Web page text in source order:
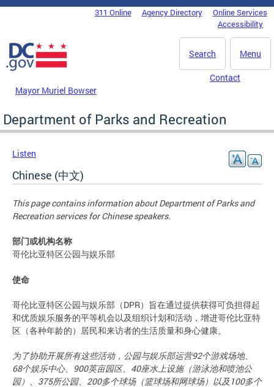
Skip to main content
DC Agency Top Menu311 Online Agency Directory
Online Services
Accessibility
Menu
Search
Mayor Muriel Bowser
Contact
Department of Parks and Recreation
Listen
Chinese (中文)
This page contains information about Department of Parks and
Recreation services for Chinese speakers.
部门或机构名称
哥伦比亚特区公园与娱乐部
使命
哥伦比亚特区公园与娱乐部（DPR）旨在通过提供获得可负担得起
和优质娱乐服务的平等机会以及组织计划和活动，增进哥伦比亚特
区（各种年龄的）居民和来访者的生活质量和身心健康。
为了协助开展所有这些活动，公园与娱乐部运营92个游戏场地、
68个娱乐中心、 900英亩园区、 40座水上设施（游泳池和喷池公
园）、 375所公园、 200多个球场（篮球场和网球场）以及 100多个